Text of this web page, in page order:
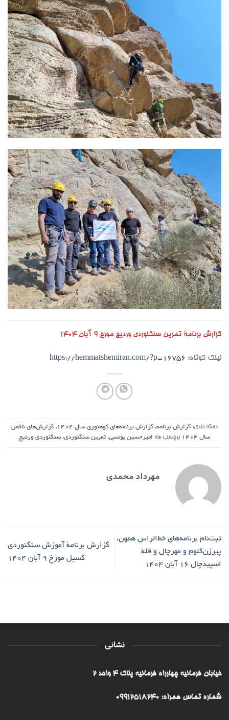
گزارش برنامۀ تمرین سنگنوردی وردیج مورخ ۹ آبان ۱۴۰۴
لینک کوتاه: https://hemmatshemiran.com/?p=16756
دسته بندی: گزارش برنامه, گزارش برنامه‌های کوهنوری سال ۱۴۰۴ , گزارش‌های ناقص
سال ۱۴۰۴
برچسب ها: امیرحسین یونسی,تمرین سنگنوردی, سنگنوردی وردیج
مهرداد محمدی
ثبت‌نام برنامه‌های خط‌الراس همهن،
پیرزن‌کلوم و مهرچال و قلۀ
اسپیدچال ۱۶ آبان ۱۴۰۴
گزارش برنامۀ آموزش سنگنوردی
کسیل مورخ ۹ آبان ۱۴۰۴
نشانی
خیابان فرمانیه چهارراه فرمانیه پلاک ۴ واحد ۲
شماره تماس همراه: 09912518240